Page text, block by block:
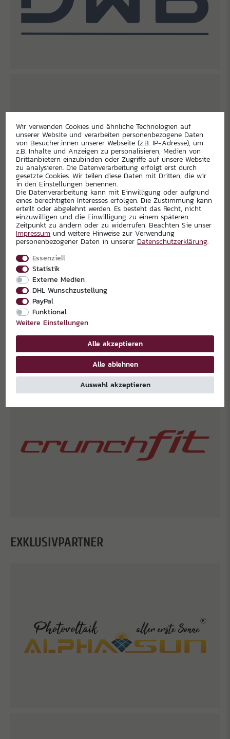
EXKLUSIVPARTNER
Wir verwenden Cookies und ähnliche Technologien auf
unserer Website und verarbeiten personenbezogene Daten
von Besucher:innen unserer Webseite (z.B. IP-Adresse), um
z.B. Inhalte und Anzeigen zu personalisieren, Medien von
Drittanbietern einzubinden oder Zugriffe auf unsere Website
zu analysieren. Die Datenverarbeitung erfolgt erst durch
gesetzte Cookies. Wir teilen diese Daten mit Dritten, die wir
in den Einstellungen benennen.
Die Datenverarbeitung kann mit Einwilligung oder aufgrund
eines berechtigten Interesses erfolgen. Die Zustimmung kann
erteilt oder abgelehnt werden. Es besteht das Recht, nicht
einzuwilligen und die Einwilligung zu einem späteren
Zeitpunkt zu ändern oder zu widerrufen. Beachten Sie unser
Impressum und weitere Hinweise zur Verwendung
personenbezogener Daten in unserer Daten­schutz­erklärung.
Essenziell
Statistik
Externe Medien
DHL Wunschzustellung
PayPal
Funktional
Weitere Einstellungen
Alle akzeptieren
Alle ablehnen
Auswahl akzeptieren